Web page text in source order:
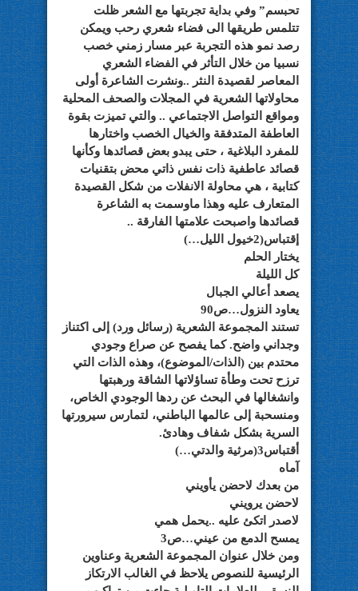
تحبسم” وفي بداية تجربتها مع الشعر ظلت
تتلمس طريقها الى فضاء شعري رحب ويمكن
رصد نمو هذه التجربة عبر مسار زمني خصب
نسبيا من خلال التأثر في الفضاء الشعري
المعاصر لقصيدة النثر ..ونشرت الشاعرة أولى
محاولاتها الشعرية في المجلات والصحف المحلية
ومواقع التواصل الاجتماعي .. والتي تميزت بقوة
العاطفة المتدفقة والخيال الخصب واختارها
للمفرد البلاغية ، حتى يبدو بعض قصائدها وكأنها
قصائد عاطفية ذات نفس ذاتي محض بتقنيات
كتابية ، هي محاولة الانفلات من شكل القصيدة
المتعارف عليه وهذا ماوسمت به الشاعرة
قصائدها واصبحت علامتها الفارقة ..
إقتباس(2خيول الليل…)
يختار الحلم
كل الليلة
يصعد أعالي الجبال
يعاود النزول…ص90
تستند المجموعة الشعرية (رسائل ورد) إلى اكتناز
وجداني واضح. كما يفصح عن صراع وجودي
محتدم بين (الذات/الموضوع)، وهذه الذات التي
ترزح تحت وطأة تساؤلاتها الشاقة ورهبتها
وانشغالها في البحث عن ردها الوجودي الخاص،
ومنسحبة إلى عالمها الباطني، لتمارس سيرورتها
السرية بشكل شفاف وهادئ.
أقتباس3(مرثية والدتي…)
آماه
من بعدك لاحضن يأويني
لاحضن يرويني
لاصدر اتكئ عليه ..يحمل همي
يمسح الدمع من عيني…ص3
ومن خلال عنوان المجموعة الشعرية وعناوين
الرئيسية للنصوص يلاحظ في الغالب الارتكاز